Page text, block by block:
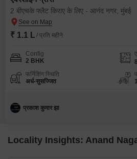
2 बीएचके फ्लैट किराए के लिए - आनंद नगर, मुंबई
₹ 1.1 L / प्रति महीने
Config
2 BHK
फर्निशिंग स्थिति
अर्ध-सुसज्जित
प्रकाश कुमार झा
Locality Insights: Anand